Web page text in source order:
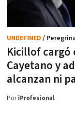
Kicillof cargó
Cayetano y
alcanzan ni
UNDEFINED /
PoriProfesional